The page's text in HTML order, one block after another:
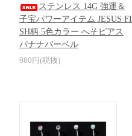
ステンレス 14G 強運＆
子宝パワーアイテム JESUS FI
SH柄 5色カラー へそピアス
バナナバーベル
980円(税抜)